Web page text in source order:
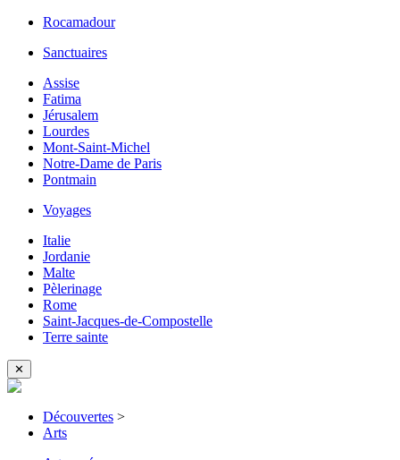
Rocamadour
Sanctuaires
Assise
Fatima
Jérusalem
Lourdes
Mont-Saint-Michel
Notre-Dame de Paris
Pontmain
Voyages
Italie
Jordanie
Malte
Pèlerinage
Rome
Saint-Jacques-de-Compostelle
Terre sainte
✕
Découvertes >
Arts